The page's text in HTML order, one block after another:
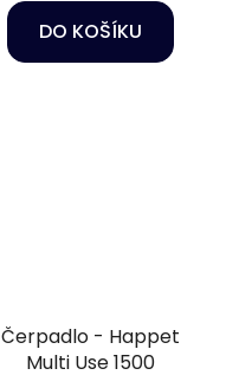
DO KOŠÍKU
Čerpadlo - Happet
Multi Use 1500